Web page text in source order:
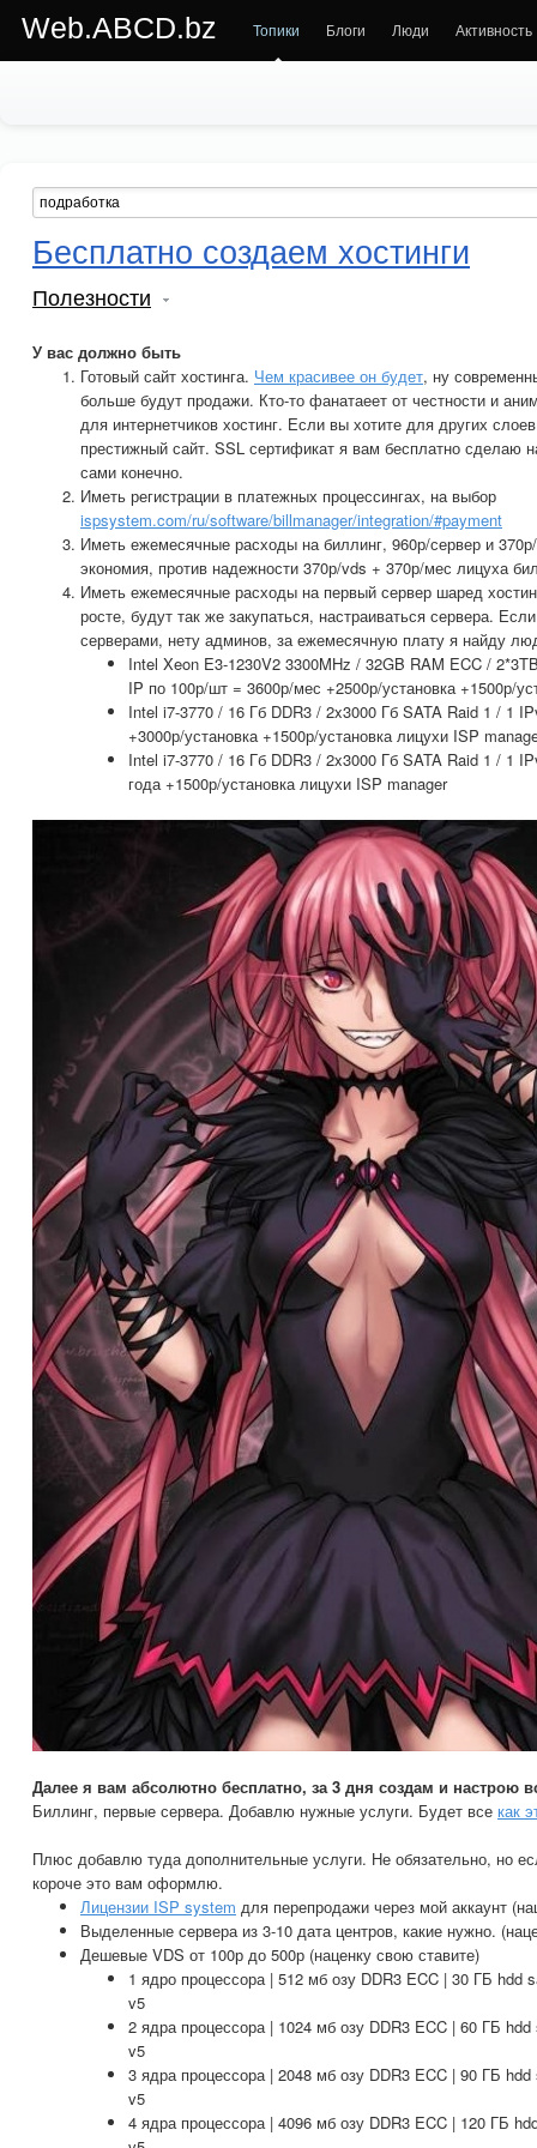
Web.ABCD.bz Топики Блоги Люди Активность
Бесплатно создаем хостинги
Полезности
У вас должно быть
Готовый сайт хостинга. Чем красивее он будет, ну
больше будут продажи. Кто-то фанатаеет от честности и
для интернетчиков хостинг. Если вы хотите для других
престижный сайт. SSL сертификат я вам бесплатно сделаю
сами конечно.
Иметь регистрации в платежных процессингах, на выбор
ispsystem.com/ru/software/billmanager/integration/#payment
Иметь ежемесячные расходы на биллинг, 960р/сервер и
экономия, против надежности 370р/vds + 370р/мес лицуха
Иметь ежемесячные расходы на первый сервер шаред
росте, будут так же закупаться, настраиваться сервера.
серверами, нету админов, за ежемесячную плату я найду
Intel Xeon E3-1230V2 3300MHz / 32GB RAM ECC /
IP по 100р/шт = 3600р/мес +2500р/установка +1500р/
Intel i7-3770 / 16 Гб DDR3 / 2x3000 Гб SATA Raid 1 / 1
+3000р/установка +1500р/установка лицухи ISP
Intel i7-3770 / 16 Гб DDR3 / 2x3000 Гб SATA Raid 1 / 1
года +1500р/установка лицухи ISP manager
Далее я вам абсолютно бесплатно, за 3 дня создам и настрою
Биллинг, первые сервера. Добавлю нужные услуги. Будет все как
Плюс добавлю туда дополнительные услуги. Не обязательно, но
короче это вам оформлю.
Лицензии ISP system для перепродажи через мой аккаунт
Выделенные сервера из 3-10 дата центров, какие нужно.
Дешевые VDS от 100р до 500р (наценку свою ставите)
1 ядро процессора | 512 мб озу DDR3 ECC | 30 ГБ hdd
v5
2 ядра процессора | 1024 мб озу DDR3 ECC | 60 ГБ
v5
3 ядра процессора | 2048 мб озу DDR3 ECC | 90 ГБ
v5
4 ядра процессора | 4096 мб озу DDR3 ECC | 120 ГБ